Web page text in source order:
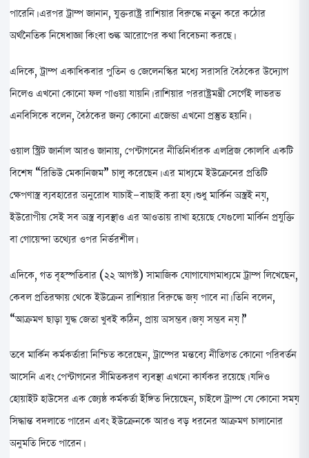
পারেনি। এরপর ট্রাম্প জানান, যুক্তরাষ্ট্র রাশিয়ার বিরুদ্ধে নতুন করে কঠোর
অর্থনৈতিক নিষেধাজ্ঞা কিংবা শুল্ক আরোপের কথা বিবেচনা করছে।
এদিকে, ট্রাম্প একাধিকবার পুতিন ও জেলেনস্কির মধ্যে সরাসরি বৈঠকের উদ্যোগ
নিলেও এখনো কোনো ফল পাওয়া যায়নি। রাশিয়ার পররাষ্ট্রমন্ত্রী সের্গেই লাভরভ
এনবিসিকে বলেন, বৈঠকের জন্য কোনো এজেন্ডা এখনো প্রস্তুত হয়নি।
ওয়াল স্ট্রিট জার্নাল আরও জানায়, পেন্টাগনের নীতিনির্ধারক এলব্রিজ কোলবি একটি
বিশেষ “রিভিউ মেকানিজম” চালু করেছেন। এর মাধ্যমে ইউক্রেনের প্রতিটি
ক্ষেপণাস্ত্র ব্যবহারের অনুরোধ যাচাই-বাছাই করা হয়। শুধু মার্কিন অস্ত্রই নয়,
ইউরোপীয় সেই সব অস্ত্র ব্যবস্থাও এর আওতায় রাখা হয়েছে যেগুলো মার্কিন প্রযুক্তি
বা গোয়েন্দা তথ্যের ওপর নির্ভরশীল।
এদিকে, গত বৃহস্পতিবার (২২ আগস্ট) সামাজিক যোগাযোগমাধ্যমে ট্রাম্প লিখেছেন,
কেবল প্রতিরক্ষায় থেকে ইউক্রেন রাশিয়ার বিরুদ্ধে জয় পাবে না। তিনি বলেন,
“আক্রমণ ছাড়া যুদ্ধ জেতা খুবই কঠিন, প্রায় অসম্ভব। জয় সম্ভব নয়।”
তবে মার্কিন কর্মকর্তারা নিশ্চিত করেছেন, ট্রাম্পের মন্তব্যে নীতিগত কোনো পরিবর্তন
আসেনি এবং পেন্টাগনের সীমিতকরণ ব্যবস্থা এখনো কার্যকর রয়েছে। যদিও
হোয়াইট হাউসের এক জ্যেষ্ঠ কর্মকর্তা ইঙ্গিত দিয়েছেন, চাইলে ট্রাম্প যে কোনো সময়
সিদ্ধান্ত বদলাতে পারেন এবং ইউক্রেনকে আরও বড় ধরনের আক্রমণ চালানোর
অনুমতি দিতে পারেন।